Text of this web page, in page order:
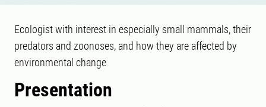
Ecologist with interest in especially small mammals, their
predators and zoonoses, and how they are affected by
environmental change
Presentation